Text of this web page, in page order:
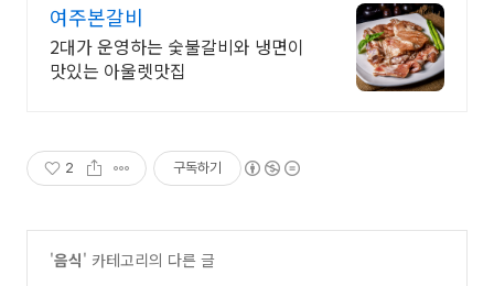
여주본갈비
2대가 운영하는 숯불갈비와 냉면이
맛있는 아울렛맛집
2 구독하기
'음식' 카테고리의 다른 글